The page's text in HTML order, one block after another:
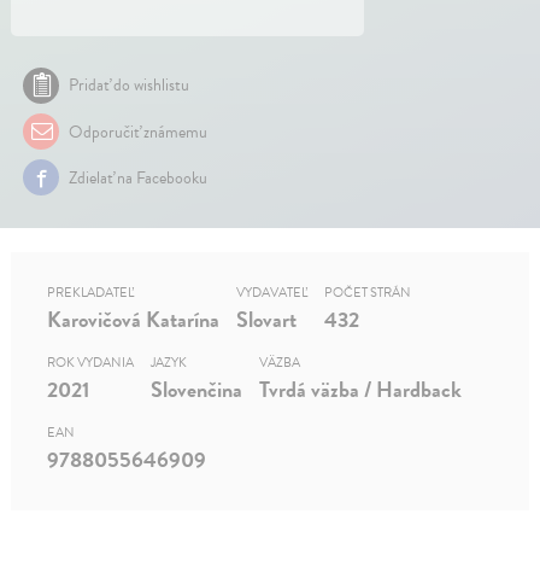
Pridať do wishlistu
Odporučiť známemu
Zdielať na Facebooku
PREKLADATEĽ
Karovičová Katarína
VYDAVATEĽ
Slovart
POČET STRÁN
432
ROK VYDANIA
2021
JAZYK
Slovenčina
VÄZBA
Tvrdá väzba / Hardback
EAN
9788055646909